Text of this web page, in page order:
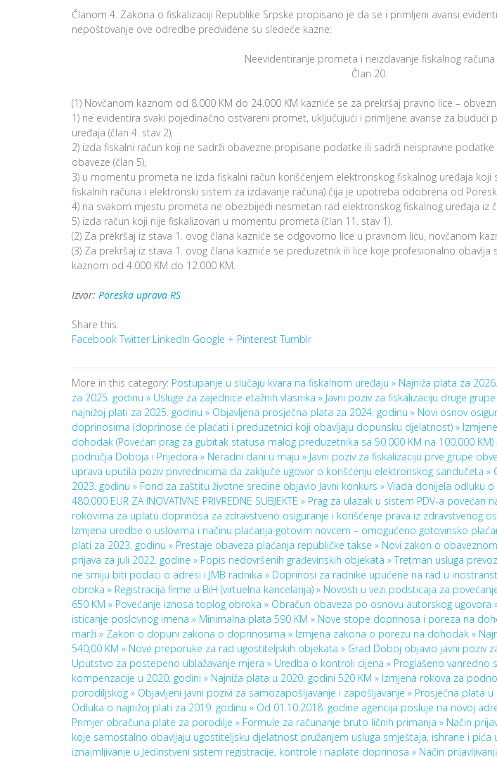
Članom 4. Zakona o fiskalizaciji Republike Srpske propisano je da se i primljeni avansi
nepoštovanje ove odredbe predviđene su sledeće kazne:
Neevidentiranje prometa i neizdavanje fiskalnog računa
Član 20.
(1) Novčanom kaznom od 8.000 KM do 24.000 KM kazniće se za prekršaj pravno lice –
1) ne evidentira svaki pojedinačno ostvareni promet, uključujući i primljene avanse za
uređaja (član 4. stav 2),
2) izda fiskalni račun koji ne sadrži obavezne propisane podatke ili sadrži neispravne
obaveze (član 5),
3) u momentu prometa ne izda fiskalni račun korišćenjem elektronskog fiskalnog uređaja
fiskalnih računa i elektronski sistem za izdavanje računa) čija je upotreba odobrena od
4) na svakom mjestu prometa ne obezbijedi nesmetan rad elektronskog fiskalnog uređaja iz
5) izda račun koji nije fiskalizovan u momentu prometa (član 11. stav 1).
(2) Za prekršaj iz stava 1. ovog člana kazniće se odgovorno lice u pravnom licu, novčanom
(3) Za prekršaj iz stava 1. ovog člana kazniće se preduzetnik ili lice koje profesionalno
kaznom od 4.000 KM do 12.000 KM.
Izvor: Poreska uprava RS
Share this:
Facebook Twitter LinkedIn Google + Pinterest Tumblr
More in this category: Postupanje u slučaju kvara na fiskalnom uređaju » Najniža plata za
za 2025. godinu » Usluge za zajednice etažnih vlasnika » Javni poziv za fiskalizaciju druge
najnižoj plati za 2025. godinu » Objavljena prosječna plata za 2024. godinu » Novi osnov
doprinosima (doprinose će plaćati i preduzetnici koji obavljaju dopunsku djelatnost) »
dohodak (Povećan prag za gubitak statusa malog preduzetnika sa 50.000 KM na 100.000 KM)
područja Doboja i Prijedora » Neradni dani u maju » Javni poziv za fiskalizaciju prve grupe
uprava uputila poziv privrednicima da zaključe ugovor o korišćenju elektronskog sandučeta »
2023. godinu » Fond za zaštitu životne sredine objavio Javni konkurs » Vlada donijela odluku
480.000 EUR ZA INOVATIVNE PRIVREDNE SUBJEKTE » Prag za ulazak u sistem PDV-a povećan
rokovima za uplatu doprinosa za zdravstveno osiguranje i korišćenje prava iz zdravstvenog
Izmjena uredbe o uslovima i načinu plaćanja gotovim novcem – omogućeno gotovinsko
plati za 2023. godinu » Prestaje obaveza plaćanja republičke takse » Novi zakon o
prijava za juli 2022. godine » Popis nedovršenih građevinskih objekata »Tretman usluga
ne smiju biti podaci o adresi i JMB radnika » Doprinosi za radnike upućene na rad u
obroka » Registracija firme u BiH (virtuelna kancelarija) » Novosti u vezi podsticaja za
650 KM » Povećanje iznosa toplog obroka » Obračun obaveza po osnovu autorskog ugovora
isticanje poslovnog imena » Minimalna plata 590 KM » Nove stope doprinosa i poreza na
marži » Zakon o dopuni zakona o doprinosima » Izmjena zakona o porezu na dohodak »
540,00 KM » Nove preporuke za rad ugostiteljskih objekata » Grad Doboj objavio javni poziv
Uputstvo za postepeno ublažavanje mjera » Uredba o kontroli cijena » Proglašeno vanredno
kompenzacije u 2020. godini » Najniža plata u 2020. godini 520 KM » Izmjena rokova za
porodiljskog » Objavljeni javni pozivi za samozapošljavanje i zapošljavanje » Prosječna plata u
Odluka o najnižoj plati za 2019. godinu » Od 01.10.2018. godine agencija posluje na novoj
Primjer obračuna plate za porodilje » Formule za računanje bruto ličnih primanja » Način
koje samostalno obavljaju ugostiteljsku djelatnost pružanjem usluga smještaja, ishrane i
iznajmljivanje u Jedinstveni sistem registracije, kontrole i naplate doprinosa » Način